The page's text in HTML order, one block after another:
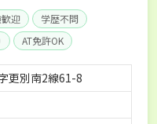
迎
学歴不問
AT免許OK
年間休日100日以上
更別南2線61-8